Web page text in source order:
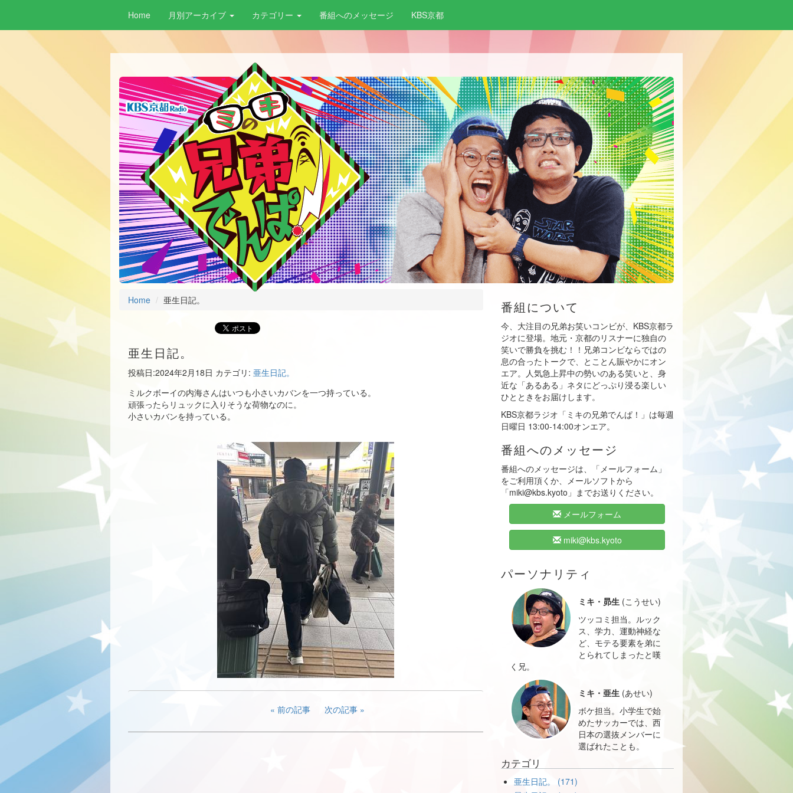
Home 月別アーカイブ カテゴリー 番組へのメッセージ KBS京都
Home 亜生日記。
亜生日記。
投稿日:2024年2月18日 カテゴリ: 亜生日記。
ミルクボーイの内海さんはいつも小さいカバンを一つ持っている。
頑張ったらリュックに入りそうな荷物なのに。
小さいカバンを持っている。
前の記事 次の記事
番組について
今、大注目の兄弟お笑いコンビが、KBS京都ラ
ジオに登場。地元・京都のリスナーに独自の
笑いで勝負を挑む！！兄弟コンビならではの
息の合ったトークで、とことん賑やかにオン
エア。人気急上昇中の勢いのある笑いと、身
近な「あるある」ネタにどっぷり浸る楽しい
ひとときをお届けします。
KBS京都ラジオ「ミキの兄弟でんぱ！」は毎週
日曜日 13:00-14:00オンエア。
番組へのメッセージ
番組へのメッセージは、「メールフォーム」
をご利用頂くか、メールソフトから
「miki@kbs.kyoto」までお送りください。
メールフォーム
miki@kbs.kyoto
パーソナリティ
ミキ・昴生(こうせい)
ツッコミ担当。ルック
ス、学力、運動神経な
ど、モテる要素を弟に
とられてしまったと嘆
く兄。
ミキ・亜生(あせい)
ボケ担当。小学生で始
めたサッカーでは、西
日本の選抜メンバーに
選ばれたことも。
カテゴリ
亜生日記。 (171)